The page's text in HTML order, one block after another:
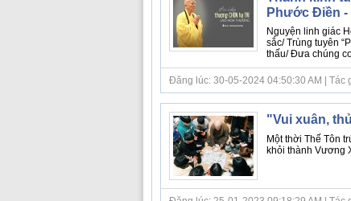
Phước Điền -
Nguyện linh giác
sắc/ Trùng tuyên
thấu/ Đưa chúng
Đăng lúc: 30-05-2024 04:50:30 AM | Tác
"Vui xuân,
Một thời Thế Tôn
khỏi thành Vương